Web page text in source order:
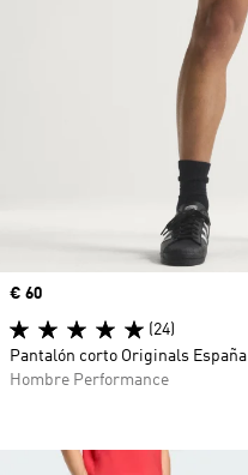
Precio
€ 60
(24)
Pantalón corto Originals España
Hombre Performance